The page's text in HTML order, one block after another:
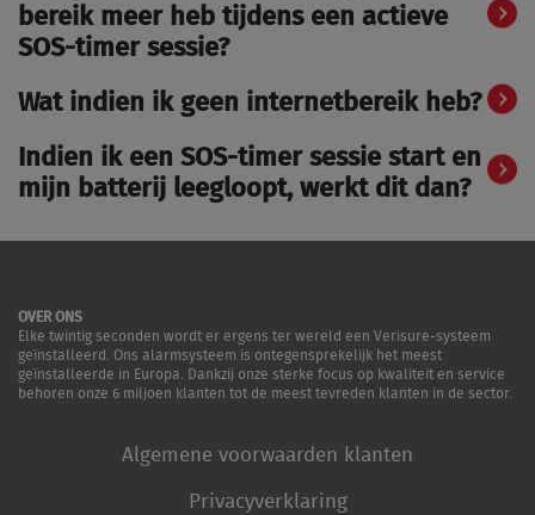
bereik meer heb tijdens een actieve
SOS-timer sessie?
Wat indien ik geen internetbereik heb?
Indien ik een SOS-timer sessie start en
mijn batterij leegloopt, werkt dit dan?
OVER ONS
Elke twintig seconden wordt er ergens ter wereld een Verisure-systeem
geïnstalleerd. Ons alarmsysteem is ontegensprekelijk het meest
geïnstalleerde in Europa. Dankzij onze sterke focus op kwaliteit en service
behoren onze 6 miljoen klanten tot de meest tevreden klanten in de sector.
Algemene voorwaarden klanten
Privacyverklaring